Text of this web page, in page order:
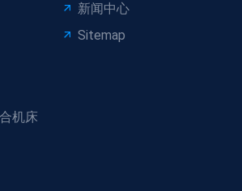
新闻中心
Sitemap
机床